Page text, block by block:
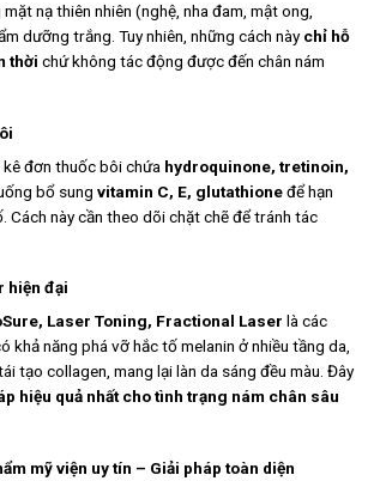
nạ thiên nhiên (nghệ, nha đam, mật ong,
dưỡng trắng. Tuy nhiên, những cách nàychỉ hỗ
thời chứ không tác động được đến chân nám
đơn thuốc bôi chứa hydroquinone, tretinoin,
bổ sung vitamin C, E, glutathioneđể hạn
Cách này cần theo dõi chặt chẽ để tránh tác
hiện đại
Laser Toning, Fractional Laser là các
khả năng phá vỡ hắc tố melanin ở nhiều tầng da,
tạo collagen, mang lại làn da sáng đều màu. Đây
hiệu quả nhất cho tình trạng nám chân sâu
mỹ viện uy tín – Giải pháp toàn diện